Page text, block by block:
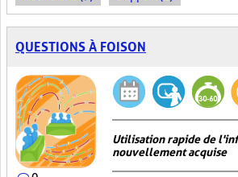
QUESTIONS À FOISON
Utilisation rapide de
nouvellement acquise